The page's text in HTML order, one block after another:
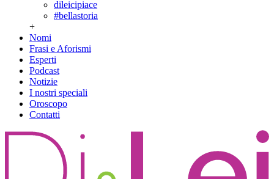
dileicipiace
#bellastoria
+
Nomi
Frasi e Aforismi
Esperti
Podcast
Notizie
I nostri speciali
Oroscopo
Contatti